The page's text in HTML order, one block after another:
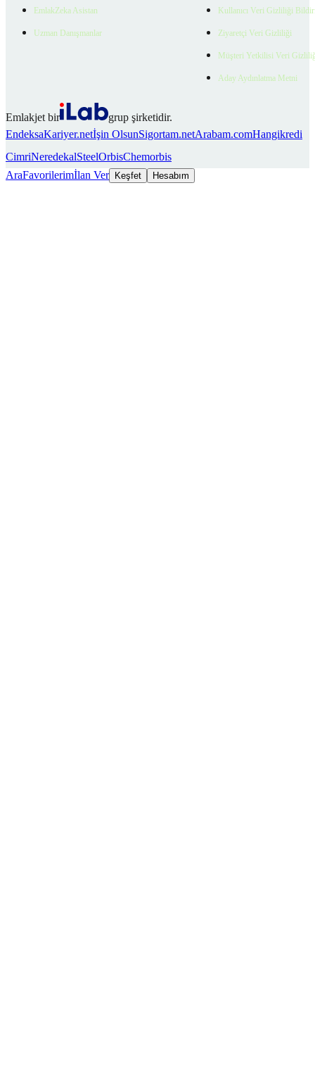
EmlakZeka Asistan
Uzman Danışmanlar
Kullanıcı Veri Gizliliği
Ziyaretçi Veri Gizliliği
Müşteri Yetkilisi Veri
Aday Aydınlatma Metni
Emlakjet bir
grup şirketidir.
EndeksaKariyer.netİşin OlsunSigortam.netArabam.comHangikredi
CimriNeredekalSteelOrbisChemorbis
AraFavorilerimİlan Ver Keşfet Hesabım